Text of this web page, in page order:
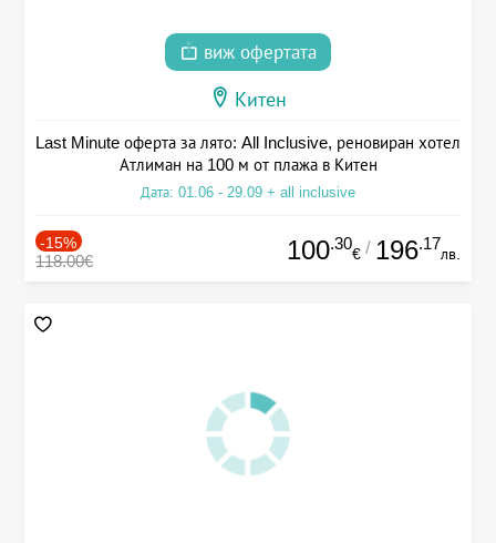
виж офертата
Китен
Last Minute оферта за лято: All Inclusive, реновиран хотел
Атлиман на 100 м от плажа в Китен
Дата: 01.06 - 29.09 + all inclusive
-15%
118.00€ 100.30
€ / 196.17
лв.